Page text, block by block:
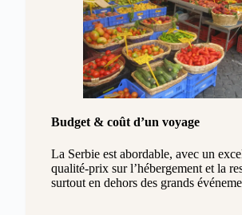
Budget & coût d’un voyage
La Serbie est abordable, avec un
qualité-prix sur l’hébergement et la
surtout en dehors des grands